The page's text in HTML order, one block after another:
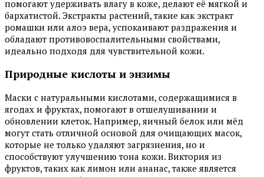
помогают удерживать влагу в коже, делают её мягкой и
бархатистой. Экстракты растений, такие как экстракт
ромашки или алоэ вера, успокаивают раздражения и
обладают противовоспалительными свойствами,
идеально подходя для чувствительной кожи.
Природные кислоты и энзимы
Маски с натуральными кислотами, содержащимися в
ягодах и фруктах, помогают в отшелушивании и
обновлении клеток. Например, яичный белок или мёд
могут стать отличной основой для очищающих масок,
которые не только удаляют загрязнения, но и
способствуют улучшению тона кожи. Виктория из
фруктов, таких как лимон или ананас, также является